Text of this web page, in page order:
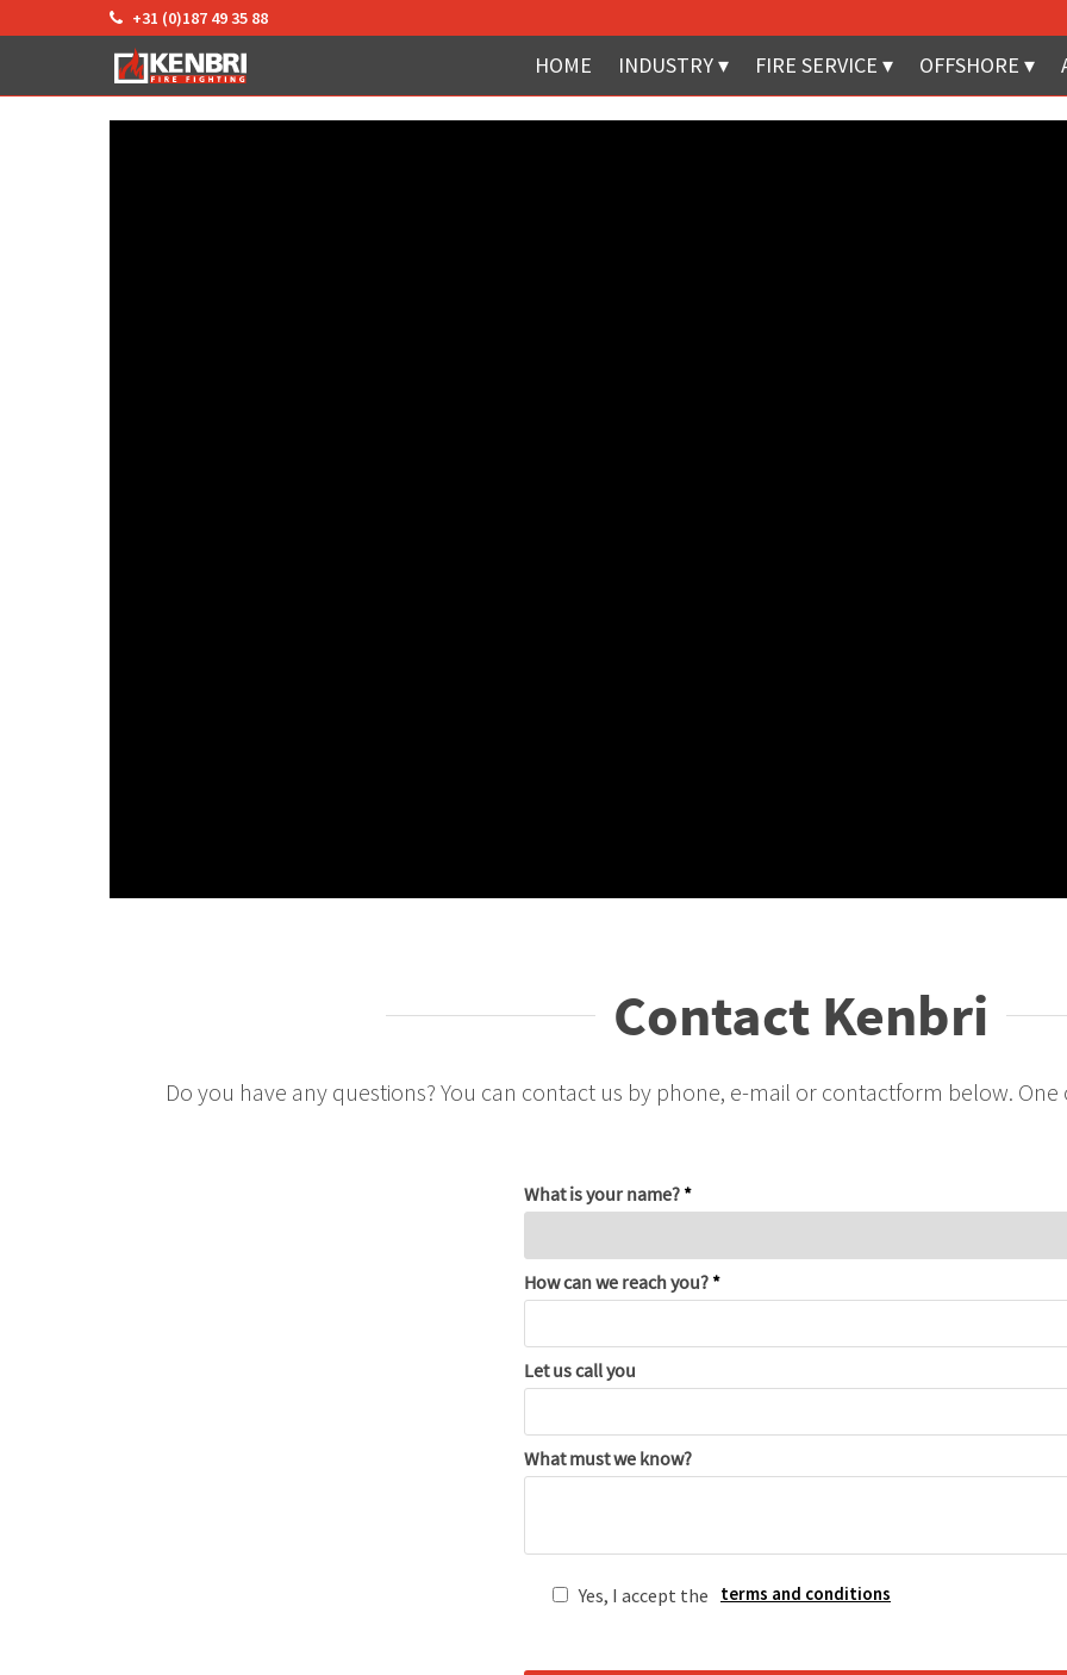
+31 (0)187 49 35 88
HOME INDUSTRY FIRE SERVICE OFFSHORE
Contact Kenbri
Do you have any questions? You can contact us by phone, e-mail or contactform below.
What is your name? *
How can we reach you? *
Let us call you
What must we know?
Yes, I accept the terms and conditions